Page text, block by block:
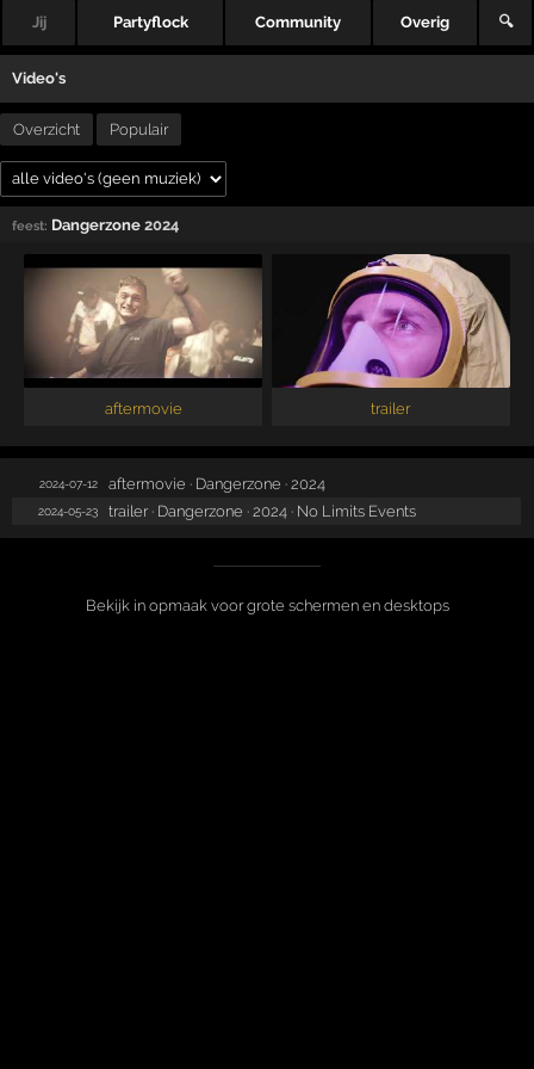
Jij Partyflock Community Overig 🔍
Video's
Overzicht Populair
feest: Dangerzone 2024
aftermovie trailer
2024-07-12 aftermovie · Dangerzone · 2024
2024-05-23 trailer · Dangerzone · 2024 · No Limits Events
Bekijk in opmaak voor grote schermen en desktops